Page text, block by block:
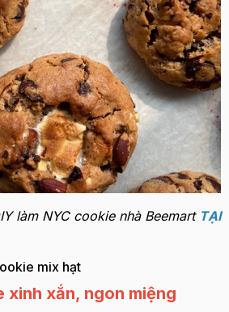
làm NYC cookie nhà Beemart TẠI
mix hạt
xinh xắn, ngon miệng